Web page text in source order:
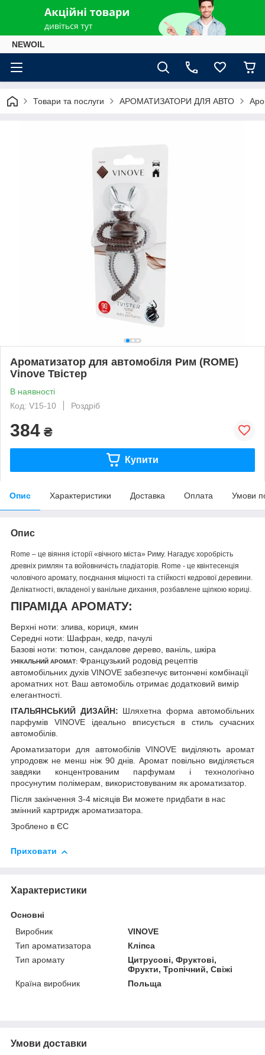
NEWOIL
Товари та послуги АРОМАТИЗАТОРИ ДЛЯ АВТО
Ароматизатор для автомобіля Рим (ROME)
Vinove Твістер
В наявності
Код: V15-10
Роздріб
384 ₴
Купити
Опис Характеристики Доставка Оплата Умови
Опис
Rome – це віяння історії «вічного міста» Риму. Нагадує хоробрість
древніх римлян та войовничість гладіаторів. Rome - це квінтесенція
чоловічого аромату, поєднання міцності та стійкості кедрової деревини.
Делікатності, вкладеної у ванільне дихання, розбавлене щіпкою кориці.
ПІРАМІДА АРОМАТУ:
Верхні ноти: злива, кориця, кмин
Середні ноти: Шафран, кедр, пачулі
Базові ноти: тютюн, сандалове дерево, ваніль, шкіра
УНІКАЛЬНИЙ АРОМАТ: Французький родовід рецептів
автомобільних духів VINOVE забезпечує витончені комбінації
ароматних нот. Ваш автомобіль отримає додатковий вимір
елегантності.
ІТАЛЬЯНСЬКИЙ ДИЗАЙН: Шляхетна форма автомобільних
парфумів VINOVE ідеально вписується в стиль сучасних
автомобілів.
Ароматизатори для автомобілів VINOVE виділяють аромат
упродовж не менш ніж 90 днів. Аромат повільно виділяється
завдяки концентрованим парфумам і технологічно
просунутим полімерам, використовуваним як ароматизатор.
Після закінчення 3-4 місяців Ви можете придбати в нас
змінний картридж ароматизатора.
Зроблено в ЄС
Приховати
Характеристики
Основні
Виробник
VINOVE
Тип ароматизатора
Кліпса
Тип аромату
Цитрусові, Фруктові,
Фрукти, Тропічний, Свіжі
Країна виробник
Польща
Умови доставки